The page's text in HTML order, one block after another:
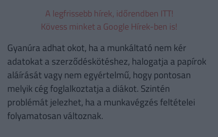
A legfrissebb hírek, időrendben ITT!
Kövess minket a Google Hírek-ben is!
Gyanúra adhat okot, ha a munkáltató nem kér
adatokat a szerződéskötéshez, halogatja a papírok
aláírását vagy nem egyértelmű, hogy pontosan
melyik cég foglalkoztatja a diákot. Szintén
problémát jelezhet, ha a munkavégzés feltételei
folyamatosan változnak.